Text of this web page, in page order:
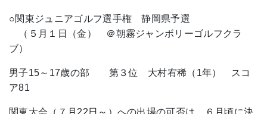
○関東ジュニアゴルフ選手権 静岡県予選
（５月１日（金） ＠朝霧ジャンボリーゴルフクラ
ブ）
男子15～17歳の部 第３位 大村宥稀（1年） スコ
ア81
関東大会（７月22日～）への出場の可否は、６月頃に決